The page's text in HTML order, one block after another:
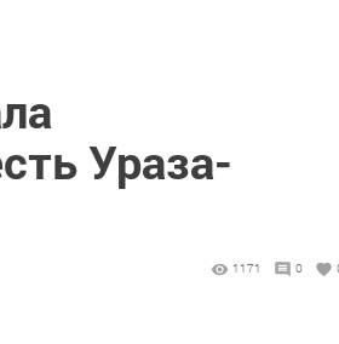
Ураза-
1171 0